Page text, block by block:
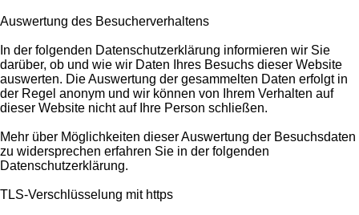
Auswertung des Besucherverhaltens
In der folgenden Datenschutzerklärung informieren wir Sie
darüber, ob und wie wir Daten Ihres Besuchs dieser Website
auswerten. Die Auswertung der gesammelten Daten erfolgt in
der Regel anonym und wir können von Ihrem Verhalten auf
dieser Website nicht auf Ihre Person schließen.
Mehr über Möglichkeiten dieser Auswertung der Besuchsdaten
zu widersprechen erfahren Sie in der folgenden
Datenschutzerklärung.
TLS-Verschlüsselung mit https